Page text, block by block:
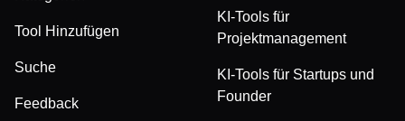
Tool Hinzufügen
Suche
Feedback
KI-Tools für
Projektmanagement
KI-Tools für Startups und
Founder